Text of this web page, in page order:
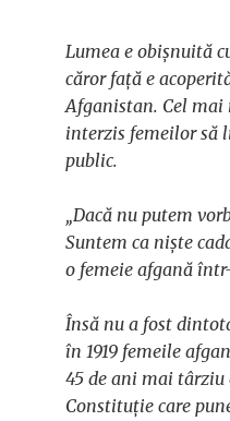
Lumea e obișnuită
căror față e
Afganistan. Cel
interzis femeilor să
public.
„Dacă nu putem
Suntem ca niște
o femeie afgană
Însă nu a fost
în 1919 femeile
45 de ani mai
Constituție care